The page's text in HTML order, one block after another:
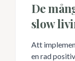
De
slow
Att
en rad